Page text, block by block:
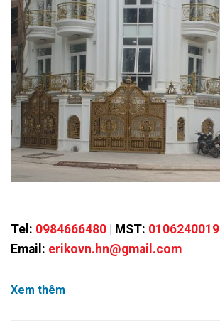
Tel: 0984666480 | MST: 0106240019
Email: erikovn.hn@gmail.com
Xem thêm